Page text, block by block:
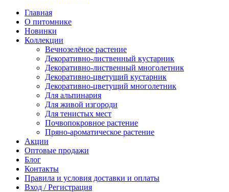
Главная
О питомнике
Новинки
Коллекции
Вечнозелёное растение
Декоративно-лиственный кустарник
Декоративно-лиственный многолетник
Декоративно-цветущий кустарник
Декоративно-цветущий многолетник
Для альпинария
Для живой изгороди
Для тенистых мест
Почвопокровное растение
Пряно-ароматическое растение
Акции
Оптовые продажи
Блог
Контакты
Правила и условия доставки и оплаты
Вход / Регистрация